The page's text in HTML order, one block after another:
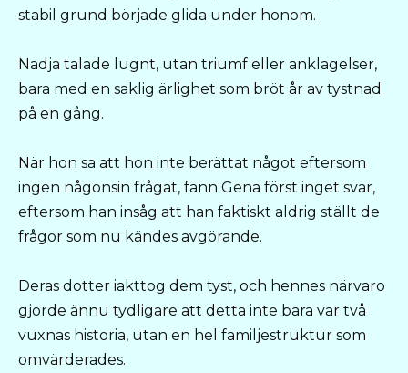
stabil grund började glida under honom.
Nadja talade lugnt, utan triumf eller anklagelser,
bara med en saklig ärlighet som bröt år av tystnad
på en gång.
När hon sa att hon inte berättat något eftersom
ingen någonsin frågat, fann Gena först inget svar,
eftersom han insåg att han faktiskt aldrig ställt de
frågor som nu kändes avgörande.
Deras dotter iakttog dem tyst, och hennes närvaro
gjorde ännu tydligare att detta inte bara var två
vuxnas historia, utan en hel familjestruktur som
omvärderades.